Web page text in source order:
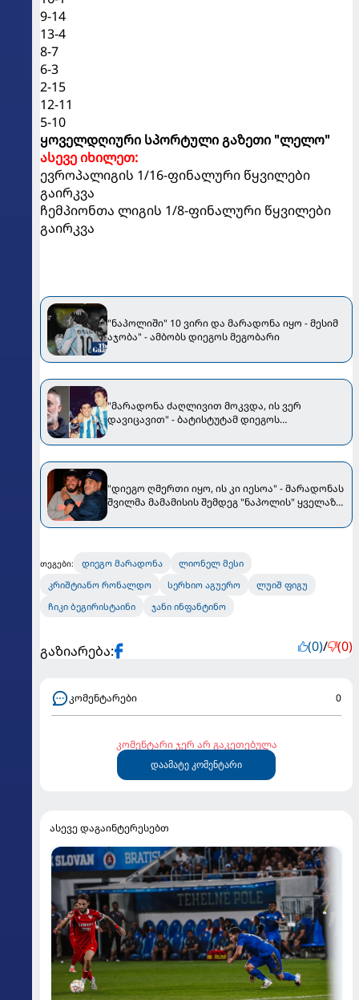
9-14
13-4
8-7
6-3
2-15
12-11
5-10
ყოველდღიური სპორტული გაზეთი "ლელო"
ასევე იხილეთ:
ევროპალიგის 1/16-ფინალური წყვილები
გაირკვა
ჩემპიონთა ლიგის 1/8-ფინალური წყვილები
გაირკვა
"ნაპოლიში" 10 ვირი და მარადონა იყო - მესიმ
აჯობა" - ამბობს დიეგოს მეგობარი
"მარადონა ძაღლივით მოკვდა, ის ვერ
დავიცავით" - ბატისტუტამ დიეგოს
"დიეგო ღმერთი იყო, ის კი იესოა" - მარადონას
შვილმა მამამისის შემდეგ "ნაპოლის" ყველაზე
თეგები: დიეგო მარადონა
ლიონელ მესი
კრიშტიანო რონალდო
სერხიო აგუერო
ლუიშ ფიგუ
ჩიკი ბეგირისტაინი
ჯანი ინფანტინო
გაზიარება: (0)/ (0)
კომენტარები 0
კომენტარი ჯერ არ გაკეთებულა
დაამატე კომენტარი
ასევე დაგაინტერესებთ